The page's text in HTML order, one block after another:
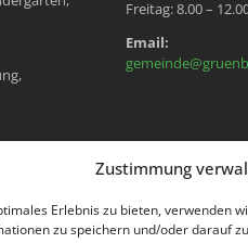
Zustimmung
Erlebnis zu bieten, verwenden
zu speichern und/oder darauf
Meldeamt,
Freitag: 8.00 –
Email: